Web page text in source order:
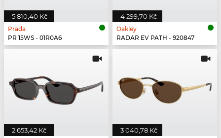
5 810,40 Kč
Prada
PR 15WS - 01R0A6
4 299,70 Kč
Oakley
RADAR EV PATH - 920847
2 653,42 Kč 3 040,78 Kč